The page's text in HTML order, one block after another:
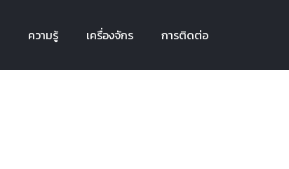
ความรู้ เครื่องจักร การติดต่อ
เครื่องจักร